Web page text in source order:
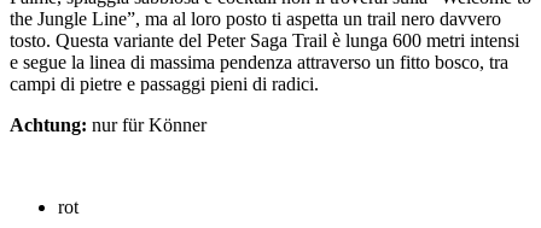
the Jungle Line”, ma al loro posto ti aspetta un trail nero davvero
tosto. Questa variante del Peter Saga Trail è lunga 600 metri intensi
e segue la linea di massima pendenza attraverso un fitto bosco, tra
campi di pietre e passaggi pieni di radici.
Achtung: nur für Könner
rot